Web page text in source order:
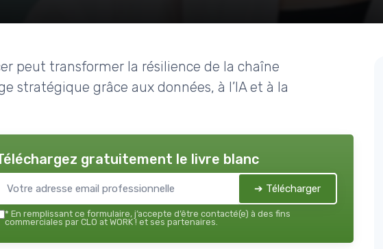
peut transformer la résilience de la chaîne
stratégique grâce aux données, à l’IA et à la
gratuitement le livre blanc
➔ Télécharger
* En remplissant ce formulaire, j’accepte d’être contacté(e) à des fins
commerciales par CLO at WORK ! et ses partenaires.